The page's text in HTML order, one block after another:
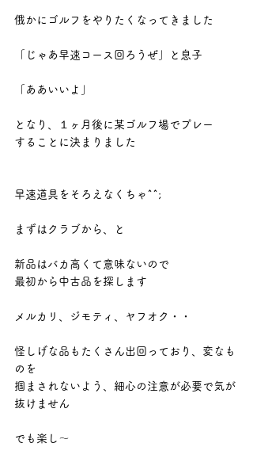
俄かにゴルフをやりたくなってきました
「じゃあ早速コース回ろうぜ」と息子
「ああいいよ」
となり、１ヶ月後に某ゴルフ場でプレー
することに決まりました
早速道具をそろえなくちゃ^^;
まずはクラブから、と
新品はバカ高くて意味ないので
最初から中古品を探します
メルカリ、ジモティ、ヤフオク・・
怪しげな品もたくさん出回っており、変なも
のを
掴まされないよう、細心の注意が必要で気が
抜けません
でも楽し～